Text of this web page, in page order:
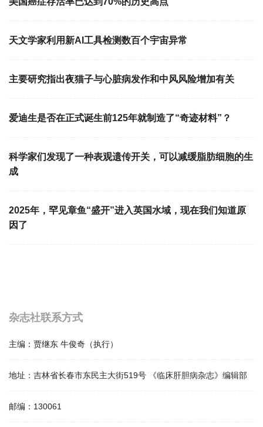
天文学家利用新AI工具检测数百个宇宙异常
主要研究指出夜猫子与心脏病发作和中风风险增加有关
爱迪生是否在正式诞生前125年就制造了“奇迹材料”？
科学家们发现了一种表观遗传开关，可以减缓脂肪细胞的生
成
2025年，罕见章鱼“盛开”进入英国水域，现在我们知道原
因了
杂志社联系方式
主编： 贾继东 牛俊奇（执行）
地址： 吉林省长春市东民主大街519号 《临床肝胆病杂志》编辑部
邮编： 130061